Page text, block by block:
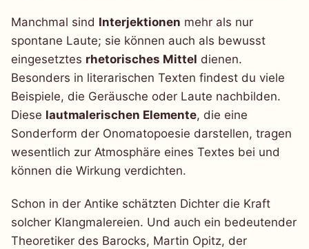
Manchmal sind Interjektionen mehr als nur
spontane Laute; sie können auch als bewusst
eingesetztes rhetorisches Mittel dienen.
Besonders in literarischen Texten findest du viele
Beispiele, die Geräusche oder Laute nachbilden.
Diese lautmalerischen Elemente, die eine
Sonderform der Onomatopoesie darstellen, tragen
wesentlich zur Atmosphäre eines Textes bei und
können die Wirkung verdichten.
Schon in der Antike schätzten Dichter die Kraft
solcher Klangmalereien. Und auch ein bedeutender
Theoretiker des Barocks, Martin Opitz, der